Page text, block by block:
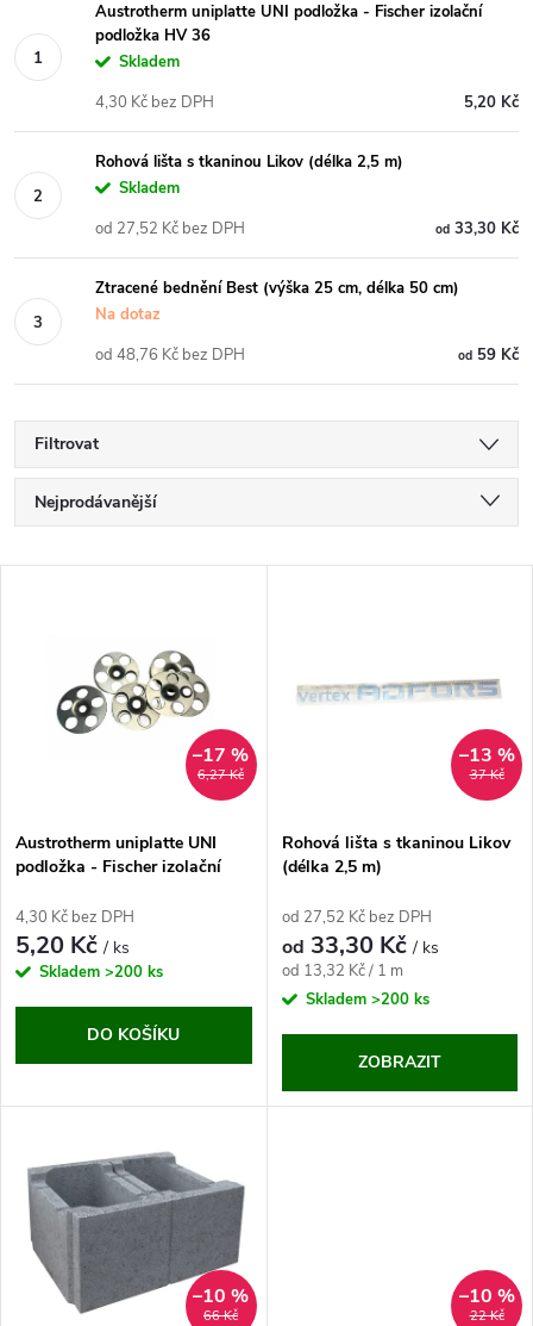
Austrotherm uniplatte UNI podložka - Fischer izolační
podložka HV 36
Skladem
5,20 Kč
4,30 Kč bez DPH
Rohová lišta s tkaninou Likov (délka 2,5 m)
Skladem
od33,30 Kč
od 27,52 Kč bez DPH
Ztracené bednění Best (výška 25 cm, délka 50 cm)
Na dotaz
od59 Kč
od 48,76 Kč bez DPH
Filtrovat
Ř
a
p
r
o
u
k
t
ů
Nejprodávanější
s
p
r
o
d
u
k
6,27 Kč
–17 %
Austrotherm uniplatte UNI
podložka - Fischer izolační
4,30 Kč bez DPH
5,20 Kč/ ks
Skladem >200 ks
DO KOŠÍKU
37 Kč
–13 %
Rohová lišta s tkaninou Likov
(délka 2,5 m)
od 27,52 Kč bez DPH
od 33,30 Kč/ ks
Měrná
cena:
od 13,32 Kč / 1 m
Skladem >200 ks
ZOBRAZIT
66 Kč
–10 %
22 Kč
–10 %